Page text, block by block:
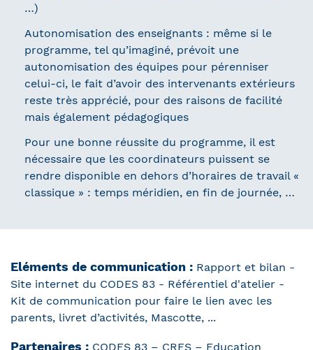
…)
Autonomisation des enseignants : même si le
programme, tel qu’imaginé, prévoit une
autonomisation des équipes pour pérenniser
celui-ci, le fait d’avoir des intervenants extérieurs
reste très apprécié, pour des raisons de facilité
mais également pédagogiques
Pour une bonne réussite du programme, il est
nécessaire que les coordinateurs puissent se
rendre disponible en dehors d’horaires de travail «
classique » : temps méridien, en fin de journée, …
Eléments de communication : Rapport et bilan -
Site internet du CODES 83 - Référentiel d'atelier -
Kit de communication pour faire le lien avec les
parents, livret d’activités, Mascotte, ...
Partenaires : CODES 83 – CRES – Education